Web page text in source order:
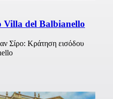
Villa del Balbianello
Σίρο: Κράτηση εισόδου